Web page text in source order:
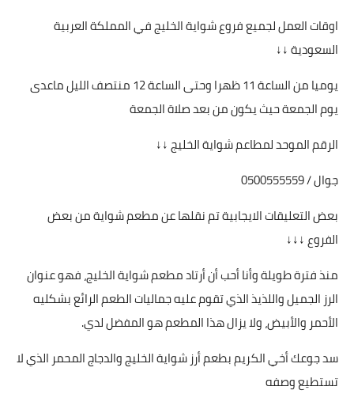
اوقات العمل لجميع فروع شواية الخليج في المملكة العربية
السعودية ↓↓
يوميا من الساعة 11 ظهرا وحتى الساعة 12 منتصف الليل ماعدى
يوم الجمعة حيث يكون من بعد صلاة الجمعة
الرقم الموحد لمطاعم شواية الخليج ↓↓
جوال / 0500555559
بعض التعليقات الايجابية تم نقلها عن مطعم شواية من بعض
الفروع ↓↓↓
منذ فترة طويلة وأنا أحب أن أرتاد مطعم شواية الخليج، فهو عنوان
الرز الجميل واللذيذ الذي تقوم عليه جماليات الطعم الرائع بشكليه
الأحمر والأبيض، ولا يزال هذا المطعم هو المفضل لدي.
سد جوعك أخي الكريم بطعم أرز شواية الخليج والدجاج المحمر الذي لا
تستطيع وصفه